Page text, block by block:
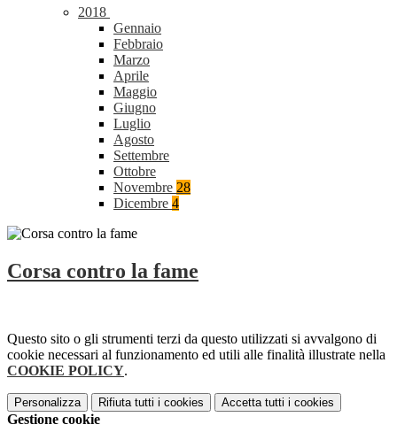
2018
Gennaio
Febbraio
Marzo
Aprile
Maggio
Giugno
Luglio
Agosto
Settembre
Ottobre
Novembre 28
Dicembre 4
Corsa contro la fame
Questo sito o gli strumenti terzi da questo utilizzati si avvalgono di
cookie necessari al funzionamento ed utili alle finalità illustrate nella
COOKIE POLICY.
Personalizza Rifiuta tutti i cookies Accetta tutti i cookies
Gestione cookie